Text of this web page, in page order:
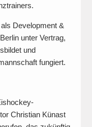
Development &
unter Vertrag,
und
fungiert.
Christian Künast